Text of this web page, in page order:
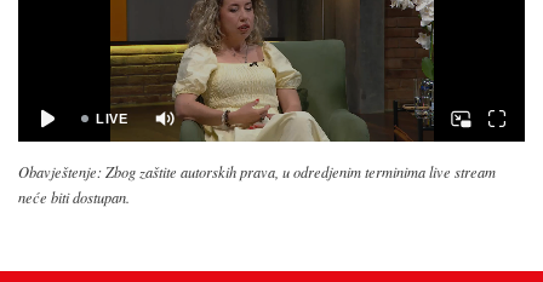
Obavještenje: Zbog zaštite autorskih prava, u odredjenim terminima live stream
neće biti dostupan.